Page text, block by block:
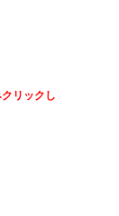
リックし